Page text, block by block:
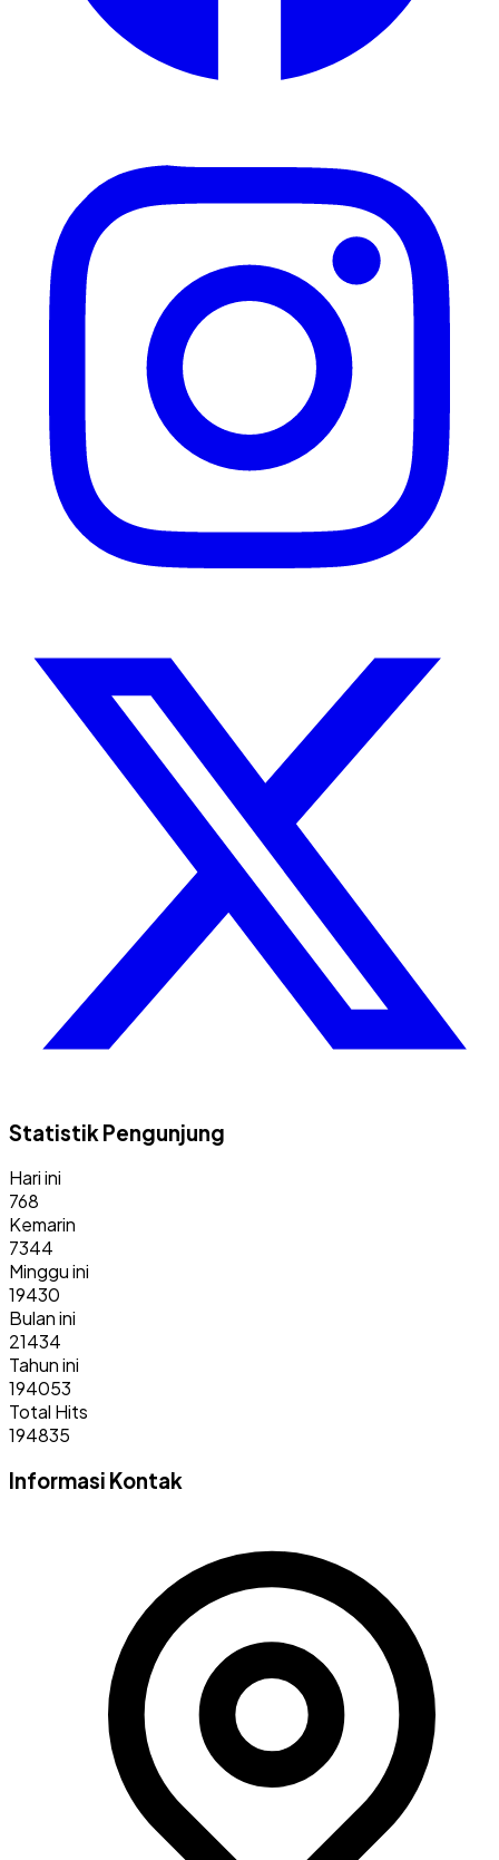
Statistik Pengunjung
Hari ini
768
Kemarin
7344
Minggu ini
19430
Bulan ini
21434
Tahun ini
194053
Total Hits
194835
Informasi Kontak